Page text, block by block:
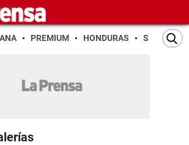
PREMIUM HONDURAS SAN PEDRO